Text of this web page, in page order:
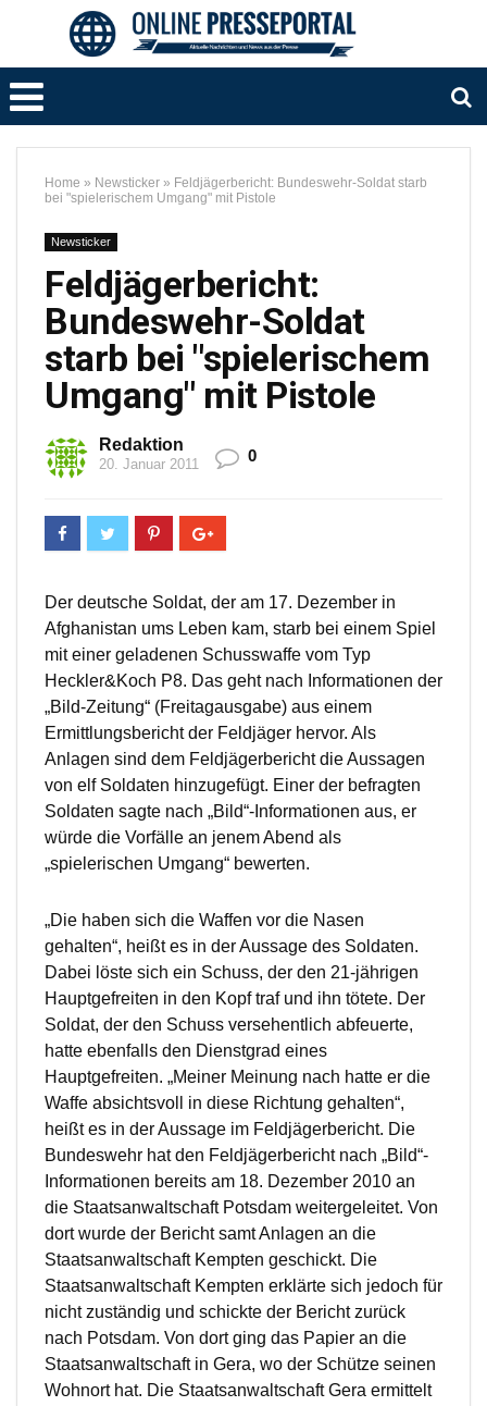
Home » Newsticker » Feldjägerbericht: Bundeswehr-Soldat starb
bei "spielerischem Umgang" mit Pistole
Newsticker
Feldjägerbericht:
Bundeswehr-Soldat
starb bei "spielerischem
Umgang" mit Pistole
Redaktion
20. Januar 2011 0
Der deutsche Soldat, der am 17. Dezember in
Afghanistan ums Leben kam, starb bei einem Spiel
mit einer geladenen Schusswaffe vom Typ
Heckler&Koch P8. Das geht nach Informationen der
„Bild-Zeitung“ (Freitagausgabe) aus einem
Ermittlungsbericht der Feldjäger hervor. Als
Anlagen sind dem Feldjägerbericht die Aussagen
von elf Soldaten hinzugefügt. Einer der befragten
Soldaten sagte nach „Bild“-Informationen aus, er
würde die Vorfälle an jenem Abend als
„spielerischen Umgang“ bewerten.
„Die haben sich die Waffen vor die Nasen
gehalten“, heißt es in der Aussage des Soldaten.
Dabei löste sich ein Schuss, der den 21-jährigen
Hauptgefreiten in den Kopf traf und ihn tötete. Der
Soldat, der den Schuss versehentlich abfeuerte,
hatte ebenfalls den Dienstgrad eines
Hauptgefreiten. „Meiner Meinung nach hatte er die
Waffe absichtsvoll in diese Richtung gehalten“,
heißt es in der Aussage im Feldjägerbericht. Die
Bundeswehr hat den Feldjägerbericht nach „Bild“-
Informationen bereits am 18. Dezember 2010 an
die Staatsanwaltschaft Potsdam weitergeleitet. Von
dort wurde der Bericht samt Anlagen an die
Staatsanwaltschaft Kempten geschickt. Die
Staatsanwaltschaft Kempten erklärte sich jedoch für
nicht zuständig und schickte der Bericht zurück
nach Potsdam. Von dort ging das Papier an die
Staatsanwaltschaft in Gera, wo der Schütze seinen
Wohnort hat. Die Staatsanwaltschaft Gera ermittelt